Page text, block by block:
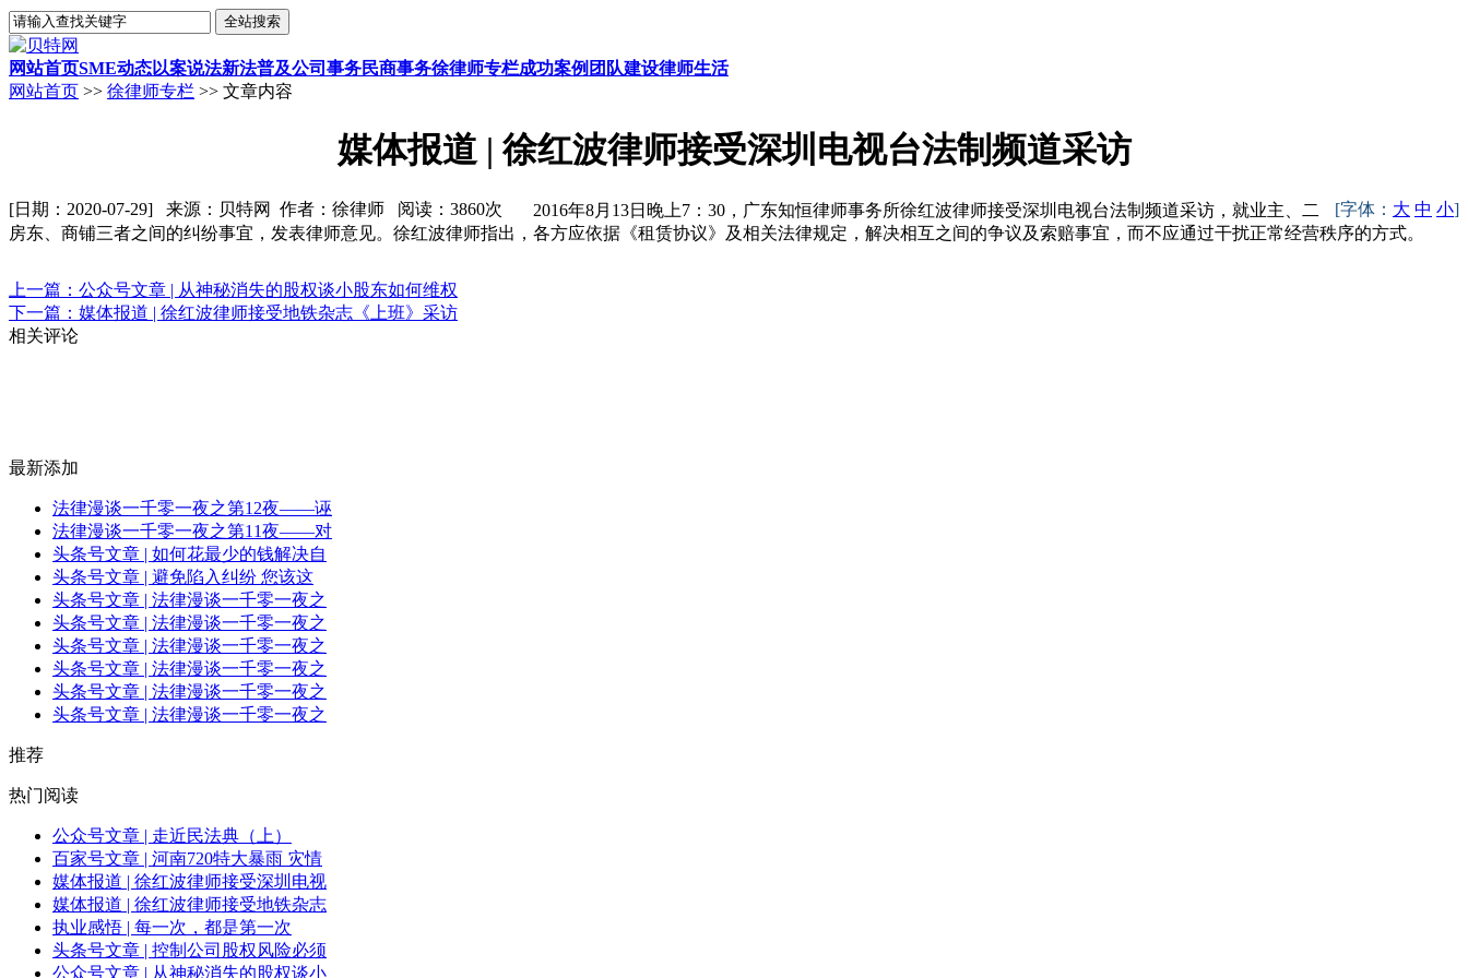
网站首页SME动态以案说法新法普及公司事务民商事务徐律师专栏成功案例 团队建设律师生活
网站首页 >> 徐律师专栏 >> 文章内容
媒体报道 | 徐红波律师接受深圳电视台法制频道采访
[日期：2020-07-29] 来源：贝特网 作者：徐律师 阅读：3860次 [字体： 大 中 小]
2016年8月13日晚上7：30，广东知恒律师事务所徐红波律师接受深圳电视台法制频道采访，就业主、二
房东、商铺三者之间的纠纷事宜，发表律师意见。徐红波律师指出，各方应依据《租赁协议》及相关法律规定，解决相互之间的争议及索赔事宜，而不应通过干扰正常经营秩序的方式。
上一篇：公众号文章 | 从神秘消失的股权谈小股东如何维权
下一篇：媒体报道 | 徐红波律师接受地铁杂志《上班》采访
相关评论
最新添加
法律漫谈一千零一夜之第12夜——诬
法律漫谈一千零一夜之第11夜——对
头条号文章 | 如何花最少的钱解决自
头条号文章 | 避免陷入纠纷 您该这
头条号文章 | 法律漫谈一千零一夜之
头条号文章 | 法律漫谈一千零一夜之
头条号文章 | 法律漫谈一千零一夜之
头条号文章 | 法律漫谈一千零一夜之
头条号文章 | 法律漫谈一千零一夜之
头条号文章 | 法律漫谈一千零一夜之
推荐
热门阅读
公众号文章 | 走近民法典（上）
百家号文章 | 河南720特大暴雨 灾情
媒体报道 | 徐红波律师接受深圳电视
媒体报道 | 徐红波律师接受地铁杂志
执业感悟 | 每一次，都是第一次
头条号文章 | 控制公司股权风险必须
公众号文章 | 从神秘消失的股权谈小